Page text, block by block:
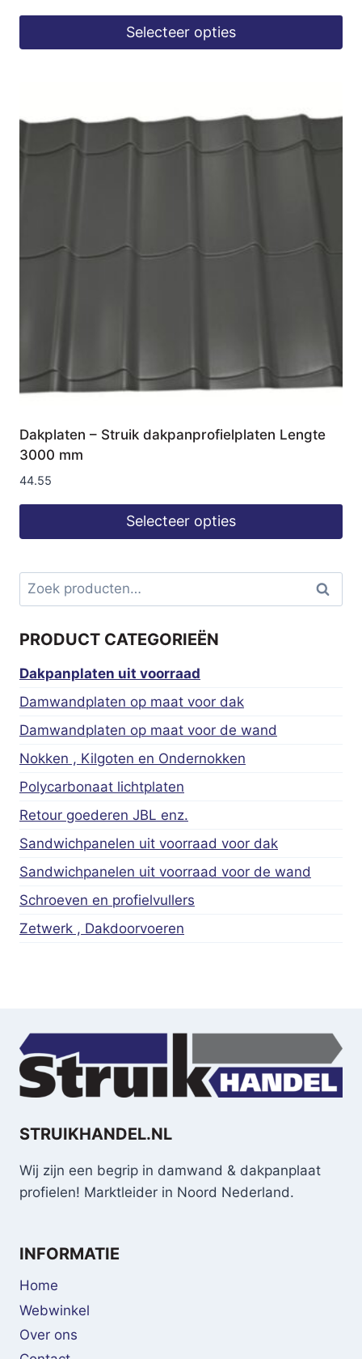
Selecteer opties
Dakplaten – Struik dakpanprofielplaten Lengte
3000 mm
44.55
Selecteer opties
Zoeken
naar:
Zoeken
PRODUCT CATEGORIEËN
Dakpanplaten uit voorraad
Damwandplaten op maat voor dak
Damwandplaten op maat voor de wand
Nokken , Kilgoten en Ondernokken
Polycarbonaat lichtplaten
Retour goederen JBL enz.
Sandwichpanelen uit voorraad voor dak
Sandwichpanelen uit voorraad voor de wand
Schroeven en profielvullers
Zetwerk , Dakdoorvoeren
STRUIKHANDEL.NL
Wij zijn een begrip in damwand & dakpanplaat
profielen! Marktleider in Noord Nederland.
INFORMATIE
Home
Webwinkel
Over ons